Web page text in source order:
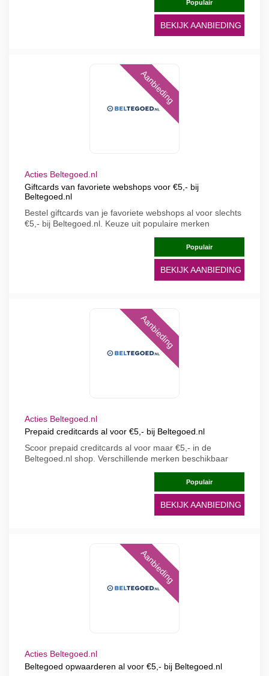
Populair
BEKIJK AANBIEDING
Aanbieding
Acties Beltegoed.nl
Giftcards van favoriete webshops voor €5,- bij
Beltegoed.nl
Bestel giftcards van je favoriete webshops al voor slechts
€5,- bij Beltegoed.nl. Keuze uit populaire merken
Populair
BEKIJK AANBIEDING
Aanbieding
Acties Beltegoed.nl
Prepaid creditcards al voor €5,- bij Beltegoed.nl
Scoor prepaid creditcards al voor maar €5,- in de
Beltegoed.nl shop. Verschillende merken beschikbaar
Populair
BEKIJK AANBIEDING
Aanbieding
Acties Beltegoed.nl
Beltegoed opwaarderen al voor €5,- bij Beltegoed.nl